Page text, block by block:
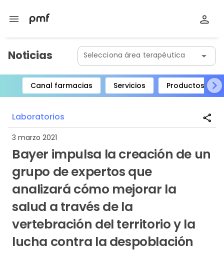
menu
Noticias Selecciona área terapéutica arrow_drop_down
Canal farmacias Servicios
Productos
Item
of
8
Laboratorios share
3 marzo 2021
Bayer impulsa la creación de un
grupo de expertos que
analizará cómo mejorar la
salud a través de la
vertebración del territorio y la
lucha contra la despoblación